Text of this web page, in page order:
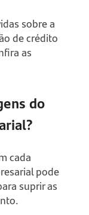
sobre a
de crédito
as
do
cada
pode
suprir as